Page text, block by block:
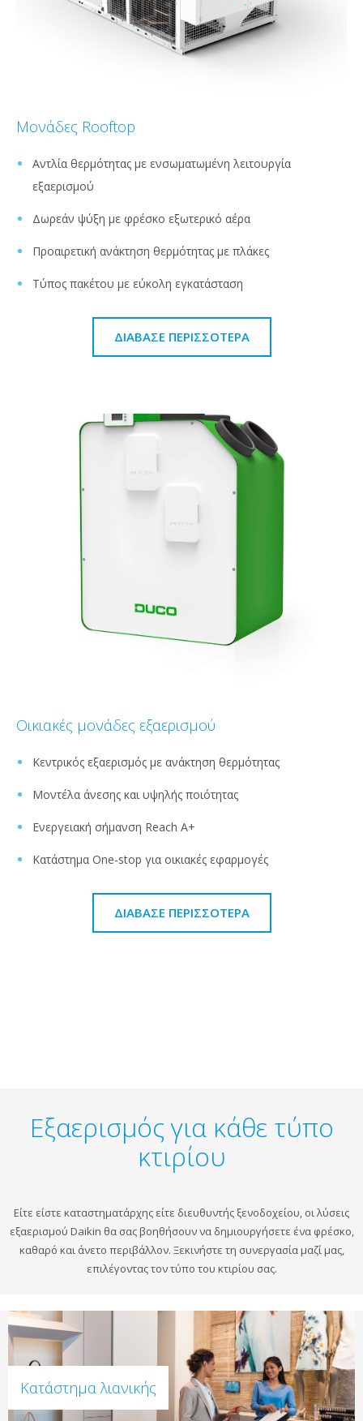
Μονάδες Rooftop
Αντλία θερμότητας με ενσωματωμένη λειτουργία
εξαερισμού
Δωρεάν ψύξη με φρέσκο εξωτερικό αέρα
Προαιρετική ανάκτηση θερμότητας με πλάκες
Τύπος πακέτου με εύκολη εγκατάσταση
ΔΙΆΒΑΣΕ ΠΕΡΙΣΣΌΤΕΡΑ
Οικιακές μονάδες εξαερισμού
Κεντρικός εξαερισμός με ανάκτηση θερμότητας
Μοντέλα άνεσης και υψηλής ποιότητας
Ενεργειακή σήμανση Reach A+
Κατάστημα One-stop για οικιακές εφαρμογές
ΔΙΆΒΑΣΕ ΠΕΡΙΣΣΌΤΕΡΑ
Εξαερισμός για κάθε τύπο
κτιρίου
Είτε είστε καταστηματάρχης είτε διευθυντής ξενοδοχείου, οι λύσεις
εξαερισμού Daikin θα σας βοηθήσουν να δημιουργήσετε ένα φρέσκο,
καθαρό και άνετο περιβάλλον. Ξεκινήστε τη συνεργασία μαζί μας,
επιλέγοντας τον τύπο του κτιρίου σας.
Κατάστημα λιανικής